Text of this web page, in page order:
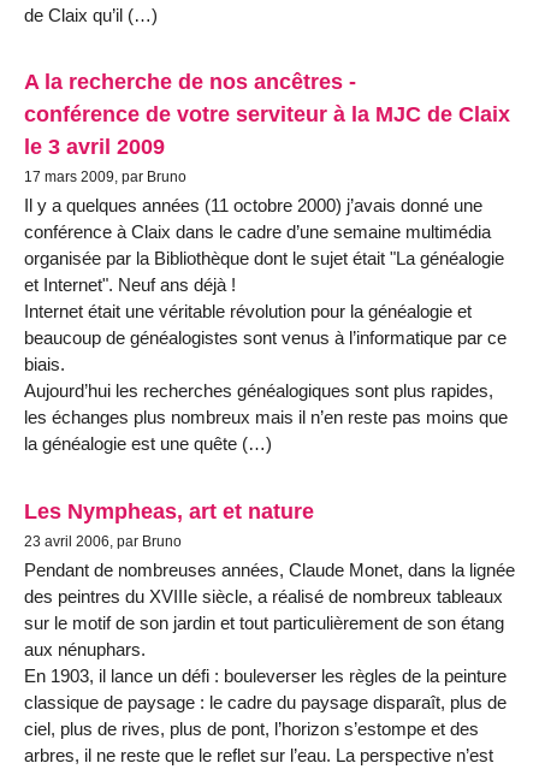
de Claix qu’il (…)
A la recherche de nos ancêtres -
conférence de votre serviteur à la MJC de Claix
le 3 avril 2009
17 mars 2009, par Bruno
Il y a quelques années (11 octobre 2000) j’avais donné une
conférence à Claix dans le cadre d’une semaine multimédia
organisée par la Bibliothèque dont le sujet était "La généalogie
et Internet". Neuf ans déjà !
Internet était une véritable révolution pour la généalogie et
beaucoup de généalogistes sont venus à l’informatique par ce
biais.
Aujourd’hui les recherches généalogiques sont plus rapides,
les échanges plus nombreux mais il n’en reste pas moins que
la généalogie est une quête (…)
Les Nympheas, art et nature
23 avril 2006, par Bruno
Pendant de nombreuses années, Claude Monet, dans la lignée
des peintres du XVIIIe siècle, a réalisé de nombreux tableaux
sur le motif de son jardin et tout particulièrement de son étang
aux nénuphars.
En 1903, il lance un défi : bouleverser les règles de la peinture
classique de paysage : le cadre du paysage disparaît, plus de
ciel, plus de rives, plus de pont, l’horizon s’estompe et des
arbres, il ne reste que le reflet sur l’eau. La perspective n’est